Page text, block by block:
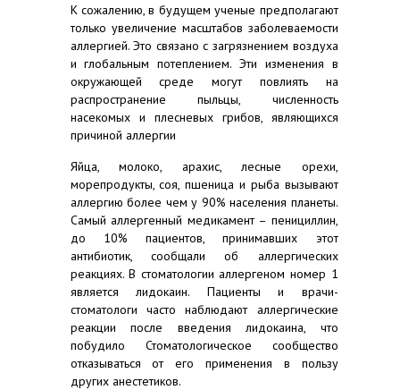
К сожалению, в будущем ученые предполагают
только увеличение масштабов заболеваемости
аллергией. Это связано с загрязнением воздуха
и глобальным потеплением. Эти изменения в
окружающей среде могут повлиять на
распространение пыльцы, численность
насекомых и плесневых грибов, являющихся
причиной аллергии
Яйца, молоко, арахис, лесные орехи,
морепродукты, соя, пшеница и рыба вызывают
аллергию более чем у 90% населения планеты.
Самый аллергенный медикамент – пенициллин,
до 10% пациентов, принимавших этот
антибиотик, сообщали об аллергических
реакциях. В стоматологии аллергеном номер 1
является лидокаин. Пациенты и врачи-
стоматологи часто наблюдают аллергические
реакции после введения лидокаина, что
побудило Стоматологическое сообщество
отказываться от его применения в пользу
других анестетиков.